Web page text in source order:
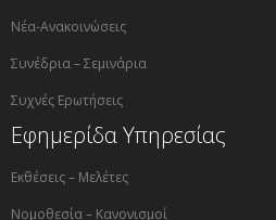
Νέα-Ανακοινώσεις
Συνέδρια – Σεμινάρια
Συχνές Ερωτήσεις
Εφημερίδα Υπηρεσίας
Εκθέσεις – Μελέτες
Νομοθεσία – Κανονισμοί